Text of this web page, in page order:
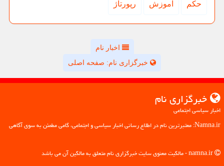
حكم آموزش رپورتاژ
اخبار نام
خبرگزاری نام: صفحه اصلی
خبرگزاری نام
اخبار سیاسی اجتماعی
Namna.ir: معتبرترین نام در اطلاع رسانی اخبار سیاسی و اجتماعی، گامی مطمئن به سوی آگاهی